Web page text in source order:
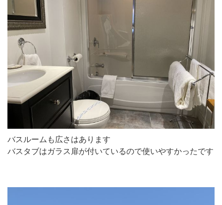
バスルームも広さはあります
バスタブはガラス扉が付いているので使いやすかったです